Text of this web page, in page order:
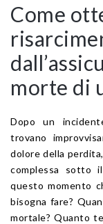
Come
morte di
Dopo un
trovano
dolore della
complessa sotto
questo momento
bisogna fare?
mortale? Quanto